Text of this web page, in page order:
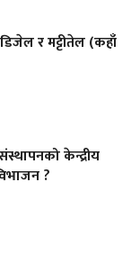
र मट्टीतेल (कहाँ
केन्द्रीय
?